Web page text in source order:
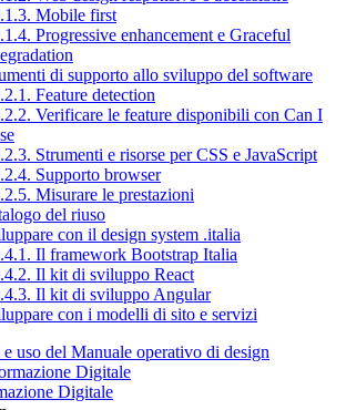
Mobile first
Progressive enhancement e Graceful
di supporto allo sviluppo del software
Feature detection
Verificare le feature disponibili con Can I
Strumenti e risorse per CSS e JavaScript
Supporto browser
Misurare le prestazioni
del riuso
con il design system .italia
Il framework Bootstrap Italia
Il kit di sviluppo React
Il kit di sviluppo Angular
con i modelli di sito e servizi
uso del Manuale operativo di design
Digitale